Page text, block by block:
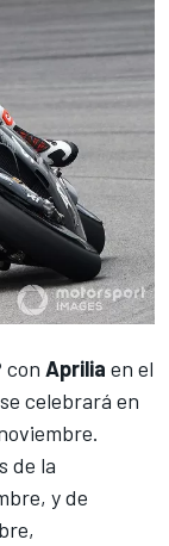
con Aprilia en el
celebrará en
de la
y de